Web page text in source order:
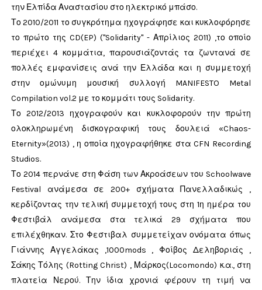
την Ελπίδα Αναστασίου στο ηλεκτρικό μπάσο.
Το 2010/2011 το συγκρότημα ηχογράφησε και κυκλοφόρησε
το πρώτο της CD(EP) ("Solidarity" - Απρίλιος 2011) ,το οποίο
περιέχει 4 κομμάτια, παρουσιάζοντάς τα ζωντανά σε
πολλές εμφανίσεις ανά την Ελλάδα και η συμμετοχή
στην ομώνυμη μουσική συλλογή MANIFESTO Metal
Compilation vol.2 με το κομμάτι τους Solidarity.
Το 2012/2013 ηχογραφούν και κυκλοφορούν την πρώτη
ολοκληρωμένη δισκογραφική τους δουλειά «Chaos-
Eternity»(2013) , η οποία ηχογραφήθηκε στα CFN Recording
Studios.
Το 2014 περνάνε στη Φάση των Ακροάσεων του Schoolwave
Festival ανάμεσα σε 200+ σχήματα Πανελλαδικώς ,
κερδίζοντας την τελική συμμετοχή τους στη 1η ημέρα του
Φεστιβάλ ανάμεσα στα τελικά 29 σχήματα που
επιλέχθηκαν. Στο Φεστιβαλ συμμετείχαν ονόματα όπως
Γιάννης Αγγελάκας ,1000mods , Φοίβος Δεληβοριάς ,
Σάκης Τόλης (Rotting Christ) , Μάρκος(Locomondo) κ.α., στη
πλατεία Νερού. Την ίδια χρονιά φέρουν τη τιμή να